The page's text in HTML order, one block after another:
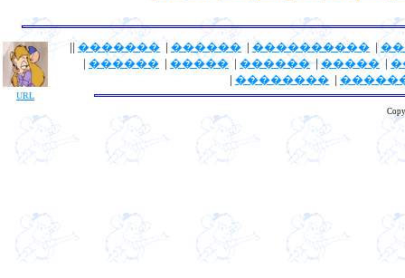
URL
|| ������� |������ | ���������� |
| ������ | ����� | ������| �����|
| �������� |